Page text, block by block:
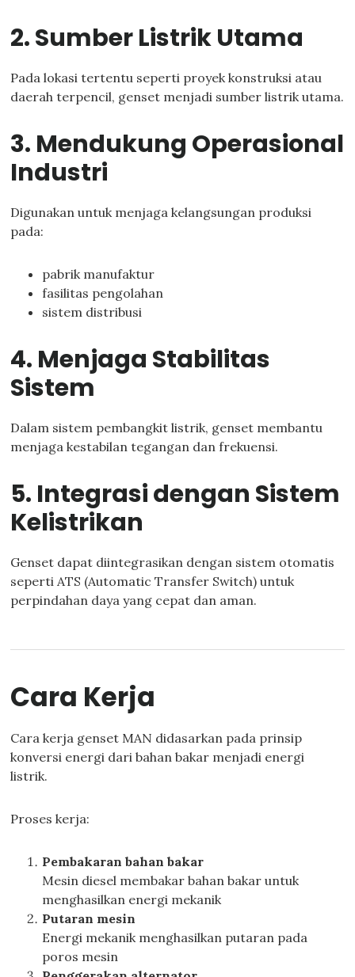
2. Sumber Listrik Utama
Pada lokasi tertentu seperti proyek konstruksi atau
daerah terpencil, genset menjadi sumber listrik utama.
3. Mendukung Operasional
Industri
Digunakan untuk menjaga kelangsungan produksi
pada:
pabrik manufaktur
fasilitas pengolahan
sistem distribusi
4. Menjaga Stabilitas
Sistem
Dalam sistem pembangkit listrik, genset membantu
menjaga kestabilan tegangan dan frekuensi.
5. Integrasi dengan Sistem
Kelistrikan
Genset dapat diintegrasikan dengan sistem otomatis
seperti ATS (Automatic Transfer Switch) untuk
perpindahan daya yang cepat dan aman.
Cara Kerja
Cara kerja genset MAN didasarkan pada prinsip
konversi energi dari bahan bakar menjadi energi
listrik.
Proses kerja:
Pembakaran bahan bakar
Mesin diesel membakar bahan bakar untuk
menghasilkan energi mekanik
Putaran mesin
Energi mekanik menghasilkan putaran pada
poros mesin